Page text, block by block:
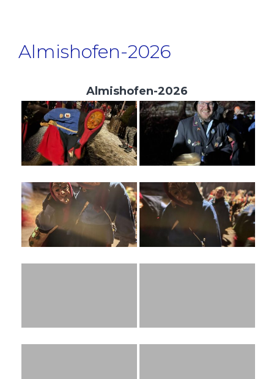
Almishofen-2026
Almishofen-2026